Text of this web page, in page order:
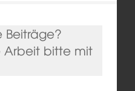
Beiträge?
Arbeit bitte mit